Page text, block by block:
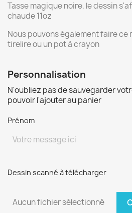
Tasse magique noire, le dessin
chaude 11oz
Nous pouvons également faire ce
tirelire ou un pot à crayon
Personnalisation
N'oubliez pas de sauvegarder
pouvoir l'ajouter au panier
Prénom
Dessin scanné à télécharger
Aucun fichier sélectionné